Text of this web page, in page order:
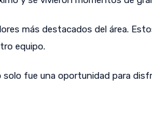
más destacados del área.
equipo.
fue una oportunidad para